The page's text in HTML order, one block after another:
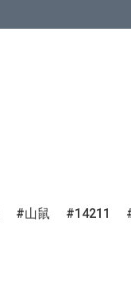
山鼠 14211